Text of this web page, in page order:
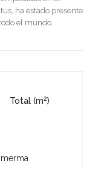
ha estado presente
el mundo.
Total (m2)